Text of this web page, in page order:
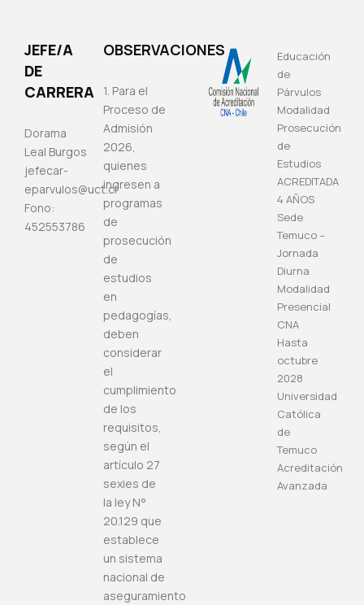
JEFE/A
DE
CARRERA
Dorama
Leal Burgos
jefecar-
eparvulos@uct.cl
Fono:
452553786
OBSERVACIONES
1. Para el
Proceso de
Admisión
2026,
quienes
ingresen a
programas
de
prosecución
de
estudios
en
pedagogías,
deben
considerar
el
cumplimiento
de los
requisitos,
según el
artículo 27
sexies de
la ley N°
20.129 que
establece
un sistema
nacional de
aseguramiento
Educación
de
Párvulos
Modalidad
Prosecución
de
Estudios
ACREDITADA
4 AÑOS
Sede
Temuco–
Jornada
Diurna
Modalidad
Presencial
CNA
Hasta
octubre
2028
Universidad
Católica
de
Temuco
Acreditación
Avanzada